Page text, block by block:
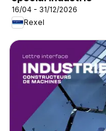
16/04 - 31/12/2026
Rexel